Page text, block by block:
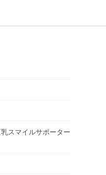
スマイルサポーター